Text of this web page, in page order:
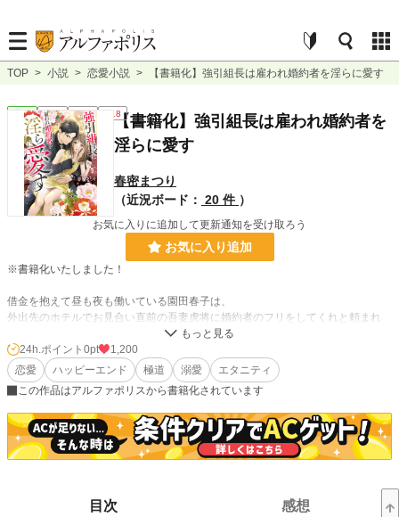
TOP > 小説 > 恋愛小説 > 【書籍化】強引組長は雇われ婚約者を淫らに愛す
恋愛 完結 長編 R18【書籍化】強引組長は雇われ婚約者を
淫らに愛す
春密まつり
（近況ボード： 20 件 ）
お気に入りに追加して更新通知を受け取ろう
お気に入り追加
※書籍化いたしました！
借金を抱えて昼も夜も働いている園田春子は、
外出先のホテルでお見合い直前の吾妻虎将に婚約者のフリをしてくれと頼まれ
一日二十万円をもらえると聞き、お金とひきかえに引き受けたが、実は彼は極道
の組長だった。
怯えつつも借金返済のために虎将との生活を始める春子。
怖いと思っていた虎将のいろんな顔を見ていくうちに惹かれるが、
『普通の家庭』に憧れる春子は彼と共にいることに迷いはじめ――。
※暴力表現あります。苦手な方はご注意下さい。
24h.ポイント 0pt
1,200
恋愛
ハッピーエンド 極道 溺愛
エタニティ
この作品はアルファポリスから書籍化されています
目次 感想